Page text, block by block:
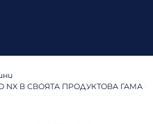
NX В СВОЯТА ПРОДУКТОВА ГАМА